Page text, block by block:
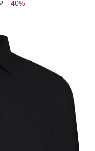
-40%